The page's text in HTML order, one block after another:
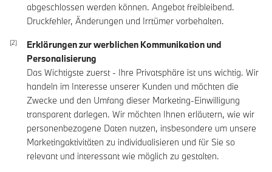
abgeschlossen werden können. Angebot freibleibend.
Druckfehler, Änderungen und Irrtümer vorbehalten.
Erklärungen zur werblichen Kommunikation und
Personalisierung
Das Wichtigste zuerst - Ihre Privatsphäre ist uns wichtig. Wir
handeln im Interesse unserer Kunden und möchten die
Zwecke und den Umfang dieser Marketing-Einwilligung
transparent darlegen. Wir möchten Ihnen erläutern, wie wir
personenbezogene Daten nutzen, insbesondere um unsere
Marketingaktivitäten zu individualisieren und für Sie so
relevant und interessant wie möglich zu gestalten.